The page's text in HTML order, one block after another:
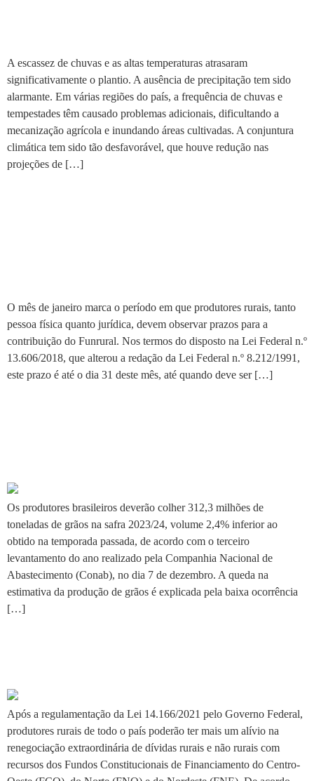
A escassez de chuvas e as altas temperaturas atrasaram
significativamente o plantio. A ausência de precipitação tem sido
alarmante. Em várias regiões do país, a frequência de chuvas e
tempestades têm causado problemas adicionais, dificultando a
mecanização agrícola e inundando áreas cultivadas. A conjuntura
climática tem sido tão desfavorável, que houve redução nas
projeções de […]
O mês de janeiro marca o período em que produtores rurais, tanto
pessoa física quanto jurídica, devem observar prazos para a
contribuição do Funrural. Nos termos do disposto na Lei Federal n.º
13.606/2018, que alterou a redação da Lei Federal n.º 8.212/1991,
este prazo é até o dia 31 deste mês, até quando deve ser […]
Os produtores brasileiros deverão colher 312,3 milhões de
toneladas de grãos na safra 2023/24, volume 2,4% inferior ao
obtido na temporada passada, de acordo com o terceiro
levantamento do ano realizado pela Companhia Nacional de
Abastecimento (Conab), no dia 7 de dezembro. A queda na
estimativa da produção de grãos é explicada pela baixa ocorrência
[…]
Após a regulamentação da Lei 14.166/2021 pelo Governo Federal,
produtores rurais de todo o país poderão ter mais um alívio na
renegociação extraordinária de dívidas rurais e não rurais com
recursos dos Fundos Constitucionais de Financiamento do Centro-